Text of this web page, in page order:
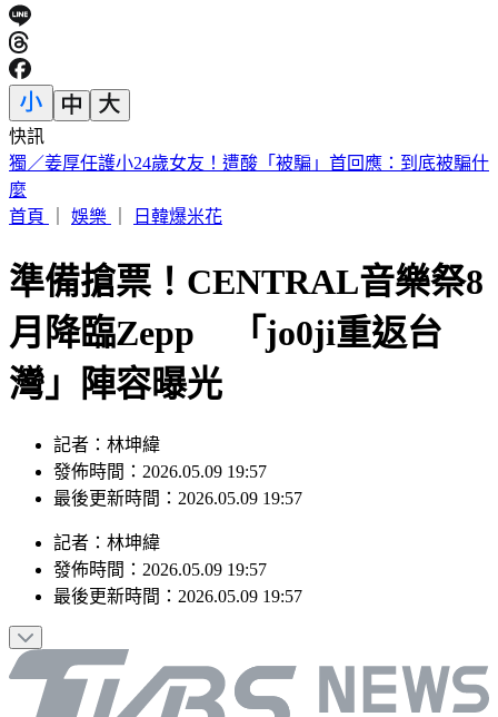
快訊
小英男孩涉貪198萬！出庭辯不明財產是「爸爸每年給30萬」
首頁
準備搶票！CENTRAL音樂祭8
月降臨Zepp 「jo0ji重返台
灣」陣容曝光
發佈時間：2026.05.09 19:57
最後更新時間：2026.05.09 19:57
發佈時間：2026.05.09 19:57
最後更新時間：2026.05.09 19:57